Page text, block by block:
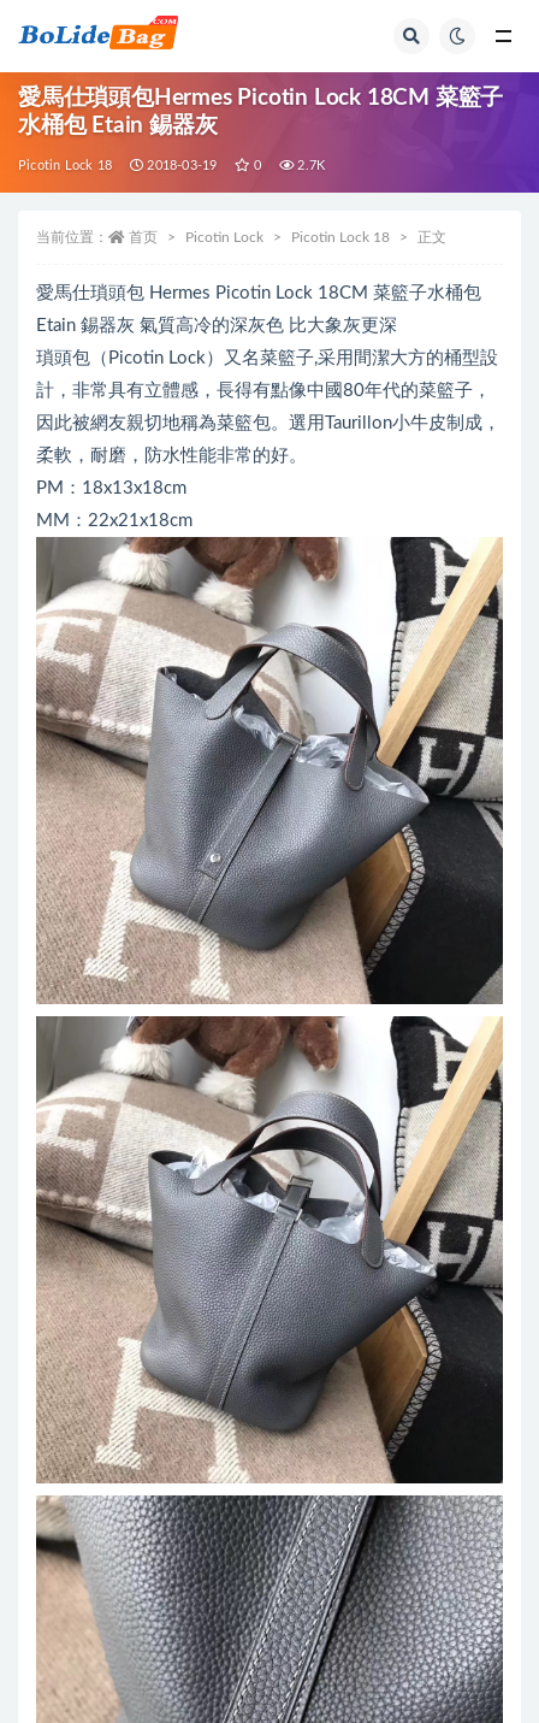
愛馬仕瑣頭包Hermes Picotin Lock 18CM 菜籃子
水桶包 Etain 錫器灰
Picotin Lock 18 2018-03-19 0 2.7K
当前位置： 首页 Picotin Lock Picotin Lock 18 正文
愛馬仕瑣頭包 Hermes Picotin Lock 18CM 菜籃子水桶包
Etain 錫器灰 氣質高冷的深灰色 比大象灰更深
瑣頭包（Picotin Lock）又名菜籃子,采用間潔大方的桶型設
計，非常具有立體感，長得有點像中國80年代的菜籃子，
因此被網友親切地稱為菜籃包。選用Taurillon小牛皮制成，
柔軟，耐磨，防水性能非常的好。
PM：18x13x18cm
MM：22x21x18cm